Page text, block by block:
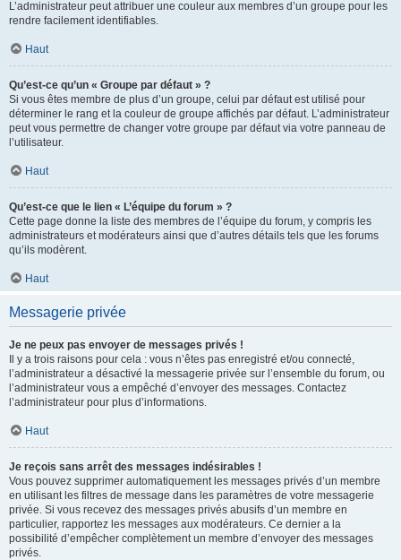
L’administrateur peut attribuer une couleur aux membres d’un groupe pour les
rendre facilement identifiables.
Haut
Qu’est-ce qu’un « Groupe par défaut » ?
Si vous êtes membre de plus d’un groupe, celui par défaut est utilisé pour
déterminer le rang et la couleur de groupe affichés par défaut. L’administrateur
peut vous permettre de changer votre groupe par défaut via votre panneau de
l’utilisateur.
Haut
Qu’est-ce que le lien « L’équipe du forum » ?
Cette page donne la liste des membres de l’équipe du forum, y compris les
administrateurs et modérateurs ainsi que d’autres détails tels que les forums
qu’ils modèrent.
Haut
Messagerie privée
Je ne peux pas envoyer de messages privés !
Il y a trois raisons pour cela : vous n’êtes pas enregistré et/ou connecté,
l’administrateur a désactivé la messagerie privée sur l’ensemble du forum, ou
l’administrateur vous a empêché d’envoyer des messages. Contactez
l’administrateur pour plus d’informations.
Haut
Je reçois sans arrêt des messages indésirables !
Vous pouvez supprimer automatiquement les messages privés d’un membre
en utilisant les filtres de message dans les paramètres de votre messagerie
privée. Si vous recevez des messages privés abusifs d’un membre en
particulier, rapportez les messages aux modérateurs. Ce dernier a la
possibilité d’empêcher complètement un membre d’envoyer des messages
privés.